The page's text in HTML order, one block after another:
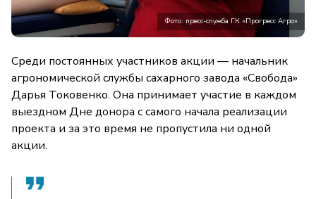
Фото: пресс-служба ГК «Прогресс Агро»
Среди постоянных участников акции — начальник
агрономической службы сахарного завода «Свобода»
Дарья Токовенко. Она принимает участие в каждом
выездном Дне донора с самого начала реализации
проекта и за это время не пропустила ни одной
акции.